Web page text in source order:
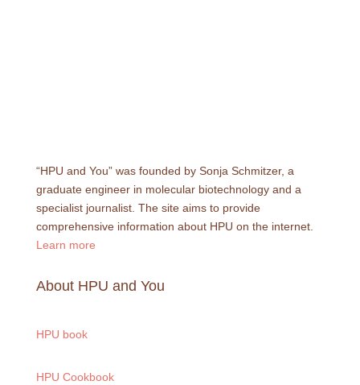
“HPU and You” was founded by Sonja Schmitzer, a
graduate engineer in molecular biotechnology and a
specialist journalist. The site aims to provide
comprehensive information about HPU on the internet.
Learn more
About HPU and You
HPU book
HPU Cookbook